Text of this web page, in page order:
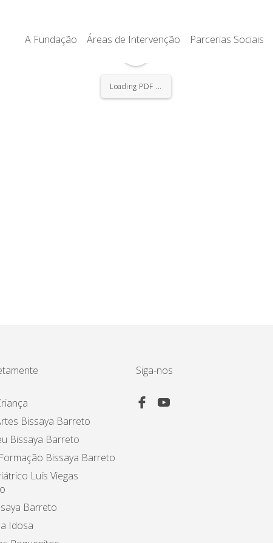
A Fundação Áreas de Intervenção Parcerias Sociais
Loading PDF ...
Bissaya Barreto
Bissaya Barreto
Bissaya Barreto
Luís Viegas
Barreto
Idosa
Siga-nos